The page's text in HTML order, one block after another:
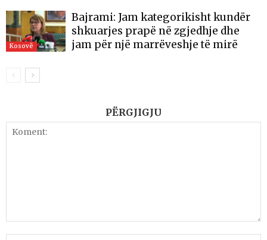
Kosovë
Bajrami: Jam kategorikisht kundër
shkuarjes prapë në zgjedhje dhe
jam për një marrëveshje të mirë
PËRGJIGJU